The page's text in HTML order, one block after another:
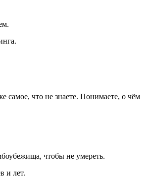
самое, что не знаете. Понимаете, о чём
чтобы не умереть.
и лет.